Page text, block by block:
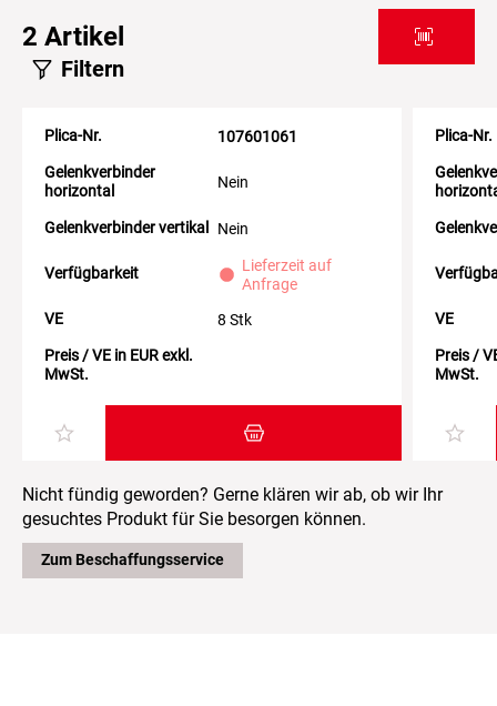
2 Artikel
Filtern
Plica-Nr.
107601061
Gelenkverbinder
horizontal
Nein
Gelenkverbinder vertikal Nein
Verfügbarkeit
Lieferzeit auf
Anfrage
VE
8 Stk
Preis / VE in EUR exkl.
MwSt.
Zum Warenkorb hinzufügen
Plica-Nr.
VE
Preis /
MwSt.
Nicht fündig geworden? Gerne klären wir ab, ob wir Ihr
gesuchtes Produkt für Sie besorgen können.
Zum Beschaffungsservice